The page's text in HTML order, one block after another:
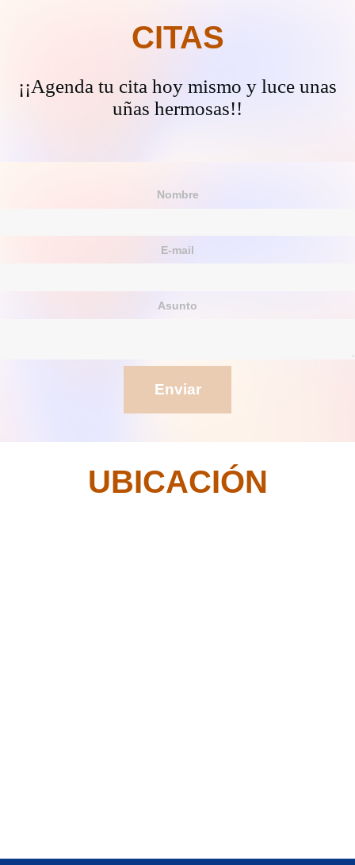
CITAS
¡¡Agenda tu cita hoy mismo y luce unas
uñas hermosas!!
Nombre
E-mail
Asunto
Enviar
UBICACIÓN